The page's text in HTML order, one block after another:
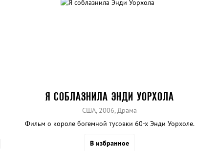
Я СОБЛАЗНИЛА ЭНДИ УОРХОЛА
США, 2006, Драма
Фильм о короле богемной тусовки 60-х Энди Уорхоле.
В избранное